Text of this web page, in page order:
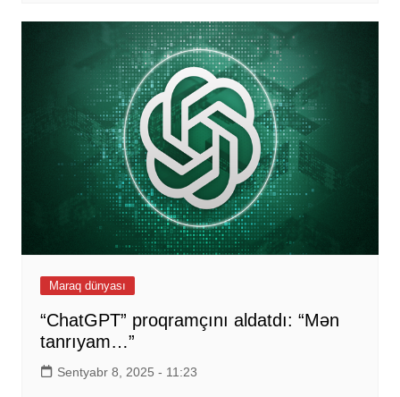
Maraq dünyası
“ChatGPT” proqramçını aldatdı: “Mən
tanrıyam…”
Sentyabr 8, 2025 - 11:23